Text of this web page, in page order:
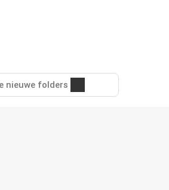
nieuwe folders